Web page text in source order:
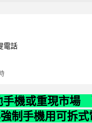
電話
手機或重現市場
制手機用可拆式